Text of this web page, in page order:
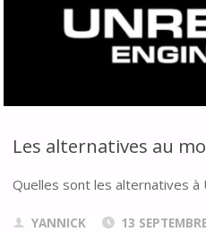
Les alternatives au
Quelles sont les alternatives
YANNICK 13